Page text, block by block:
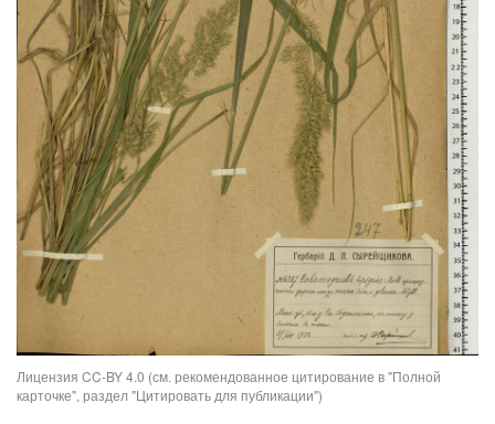
Лицензия CC-BY 4.0 (см. рекомендованное цитирование в "Полной
карточке", раздел "Цитировать для публикации")